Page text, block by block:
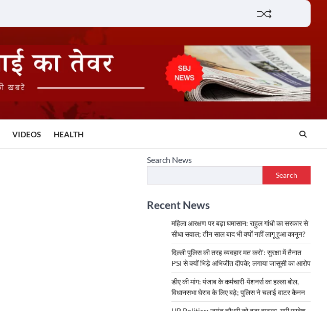
VIDEOS HEALTH
Search News
Search
Recent News
महिला आरक्षण पर बढ़ा घमासान: राहुल गांधी का सरकार से
सीधा सवाल; तीन साल बाद भी क्यों नहीं लागू हुआ कानून?
दिल्ली पुलिस की तरह व्यवहार मत करो’: सुरक्षा में तैनात
PSI से क्यों भिड़े अभिजीत दीपके; लगाया जासूसी का आरोप
डीए की मांग: पंजाब के कर्मचारी-पेंशनर्स का हल्ला बोल,
विधानसभा घेराव के लिए बढ़े; पुलिस ने चलाई वाटर कैनन